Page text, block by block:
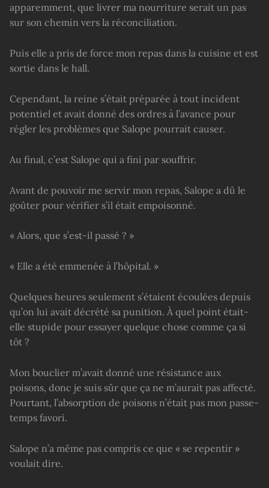
apparemment, que livrer ma nourriture serait un pas
sur son chemin vers la réconciliation.
Puis elle a pris de force mon repas dans la cuisine et est
sortie dans le hall.
Cependant, la reine s’était préparée à tout incident
potentiel et avait donné des ordres à l’avance pour
régler les problèmes que Salope pourrait causer.
Au final, c’est Salope qui a fini par souffrir.
Avant de pouvoir me servir mon repas, Salope a dû le
goûter pour vérifier s’il était empoisonné.
« Alors, que s’est-il passé ? »
« Elle a été emmenée à l’hôpital. »
Quelques heures seulement s’étaient écoulées depuis
qu’on lui avait décrété sa punition. À quel point était-
elle stupide pour essayer quelque chose comme ça si
tôt ?
Mon bouclier m’avait donné une résistance aux
poisons, donc je suis sûr que ça ne m’aurait pas affecté.
Pourtant, l’absorption de poisons n’était pas mon passe-
temps favori.
Salope n’a même pas compris ce que « se repentir »
voulait dire.